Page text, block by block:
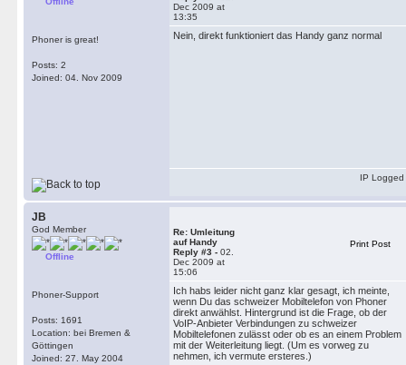
Phoner is great!
Posts: 2
Joined: 04. Nov 2009
Dec 2009 at
13:35
Nein, direkt funktioniert das Handy ganz normal
IP Logged
JB
God Member
Offline
Phoner-Support
Posts: 1691
Location: bei Bremen &
Göttingen
Joined: 27. May 2004
Re: Umleitung
auf Handy
Reply #3 - 02.
Dec 2009 at
15:06
Print Post
Ich habs leider nicht ganz klar gesagt, ich meinte,
wenn Du das schweizer Mobiltelefon von Phoner
direkt anwählst. Hintergrund ist die Frage, ob der
VoIP-Anbieter Verbindungen zu schweizer
Mobiltelefonen zulässt oder ob es an einem Problem
mit der Weiterleitung liegt. (Um es vorweg zu
nehmen, ich vermute ersteres.)